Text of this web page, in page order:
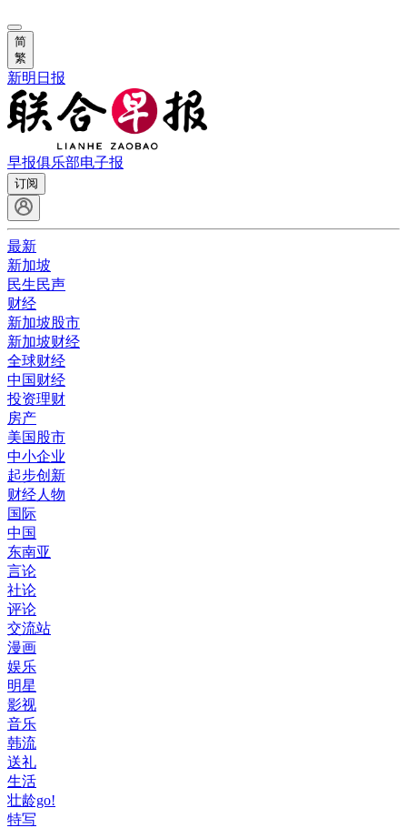
简
繁
新明日报
早报俱乐部电子报
订阅
最新
新加坡
民生民声
财经
新加坡股市
新加坡财经
全球财经
中国财经
投资理财
房产
美国股市
中小企业
起步创新
财经人物
国际
中国
东南亚
言论
社论
评论
交流站
漫画
娱乐
明星
影视
音乐
韩流
送礼
生活
壮龄go!
特写